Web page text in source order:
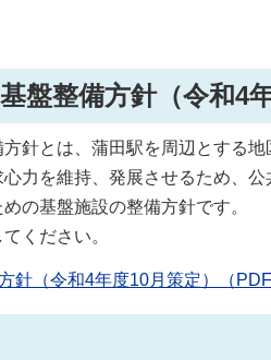
盤整備方針（令和4
針とは、蒲田駅を周辺とする
力を維持、発展させるため、
の基盤施設の整備方針です。
ください。
針（令和4年度10月策定）（PDF